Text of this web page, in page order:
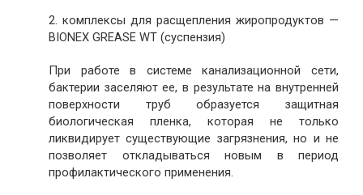
2. комплексы для расщепления жиропродуктов —
BIONEX GREASE WT (суспензия)
При работе в системе канализационной сети,
бактерии заселяют ее, в результате на внутренней
поверхности труб образуется защитная
биологическая пленка, которая не только
ликвидирует существующие загрязнения, но и не
позволяет откладываться новым в период
профилактического применения.